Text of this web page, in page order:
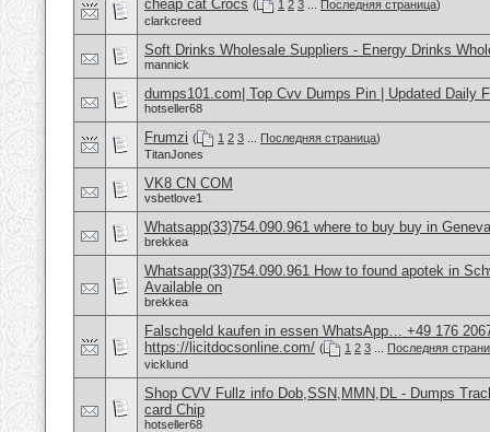
cheap cat Crocs ( 1 2 3 Последняя страница)
clarkcreed
Soft Drinks Wholesale Suppliers - Energy Drinks
mannick
dumps101.com| Top Cvv Dumps Pin | Updated Daily
hotseller68
Frumzi ( 1 2 3 Последняя страница)
TitanJones
VK8 CN COM
vsbetlove1
Whatsapp(33)754.090.961 where to buy buy in
brekkea
Whatsapp(33)754.090.961 How to found apotek in
Available on
brekkea
Falschgeld kaufen in essen WhatsApp… +49 176
https://licitdocsonline.com/ ( 1 2 3
Последняя
vicklund
Shop CVV Fullz info Dob,SSN,MMN,DL - Dumps
card Chip
hotseller68